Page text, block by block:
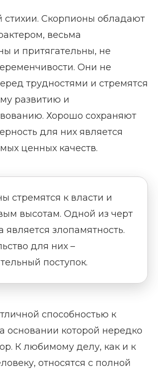
стихии. Скорпионы обладают
весьма
и притягательны, не
Они не
трудностями и стремятся
развитию и
Хорошо сохраняют
для них является
ценных качеств.
стремятся к власти и
высотам. Одной из черт
является злопамятность.
для них –
поступок.
способностью к
основании которой нередко
К любимому делу, как и к
относятся с полной